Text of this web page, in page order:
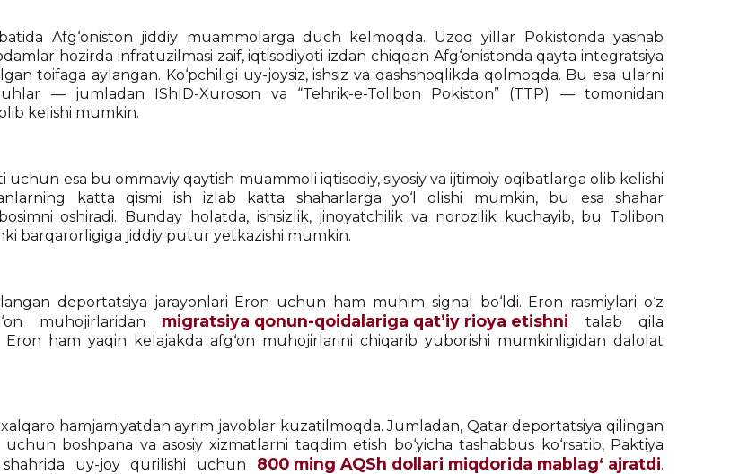
Afg‘oniston jiddiy muammolarga duch kelmoqda. Uzoq yillar Pokistonda yashab
hozirda infratuzilmasi zaif, iqtisodiyoti izdan chiqqan Afg‘onistonda qayta integratsiya
toifaga aylangan. Ko‘pchiligi uy-joysiz, ishsiz va qashshoqlikda qolmoqda. Bu esa ularni
— jumladan IShID-Xuroson va “Tehrik-e-Tolibon Pokiston” (TTP) — tomonidan
kelishi mumkin.
esa bu ommaviy qaytish muammoli iqtisodiy, siyosiy va ijtimoiy oqibatlarga olib kelishi
katta qismi ish izlab katta shaharlarga yo‘l olishi mumkin, bu esa shahar
oshiradi. Bunday holatda, ishsizlik, jinoyatchilik va norozilik kuchayib, bu Tolibon
barqarorligiga jiddiy putur yetkazishi mumkin.
deportatsiya jarayonlari Eron uchun ham muhim signal bo‘ldi. Eron rasmiylari o‘z
muhojirlaridan migratsiya qonun-qoidalariga qat’iy rioya etishni talab qila
Eron ham yaqin kelajakda afg‘on muhojirlarini chiqarib yuborishi mumkinligidan dalolat
hamjamiyatdan ayrim javoblar kuzatilmoqda. Jumladan, Qatar deportatsiya qilingan
boshpana va asosiy xizmatlarni taqdim etish bo‘yicha tashabbus ko‘rsatib, Paktiya
shahrida uy-joy qurilishi uchun 800 ming AQSh dollari miqdorida mablag‘ ajratdi.